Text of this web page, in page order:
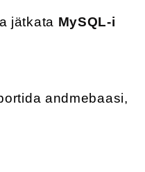
jätkata MySQL-i
andmebaasi,